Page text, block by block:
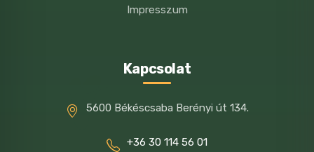
Impresszum
Kapcsolat
5600 Békéscsaba Berényi út 134.
+36 30 114 56 01